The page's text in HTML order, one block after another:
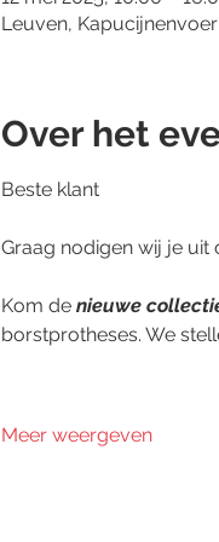
Leuven,
Over het
Beste klant
Graag nodigen wij je uit
Kom de nieuwe
borstprotheses. We
Meer weergeven